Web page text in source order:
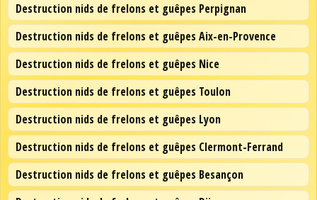
Destruction nids de frelons et guêpes Perpignan
Destruction nids de frelons et guêpes Aix-en-Provence
Destruction nids de frelons et guêpes Nice
Destruction nids de frelons et guêpes Toulon
Destruction nids de frelons et guêpes Lyon
Destruction nids de frelons et guêpes Clermont-Ferrand
Destruction nids de frelons et guêpes Besançon